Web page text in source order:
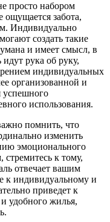
просто набором
забота,
Индивидуально
создать такие
и имеет смысл, в
рука об руку,
индивидуальных
организованной и
успешного
использования.
помнить, что
изменить
эмоционального
к тому,
отвечает вашим
к индивидуальному и
приведет к
удобного жилья,